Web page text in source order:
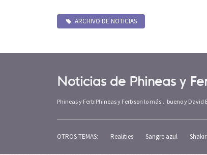
ARCHIVO DE NOTICIAS
Noticias de Phineas y
Phineas y Ferb:Phineas y Ferb son lo más... bueno y
OTROS TEMAS: Realities Sangre azul